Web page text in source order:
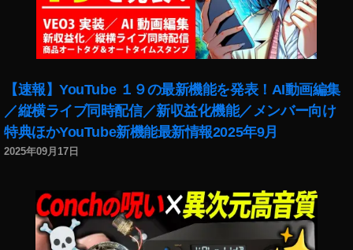
【速報】YouTube １９の最新機能を発表！AI動画編集
／縦横ライブ同時配信／新収益化機能／メンバー向け
特典ほかYouTube新機能最新情報2025年9月
2025年09月17日